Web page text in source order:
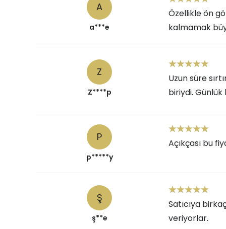
A
a***e
Özellikle ön
kalmamak
Z
Z****p
Uzun süre
biriydi.
P
p*****y
Açıkçası bu
Ş
ş**e
Satıcıya
veriyorlar.